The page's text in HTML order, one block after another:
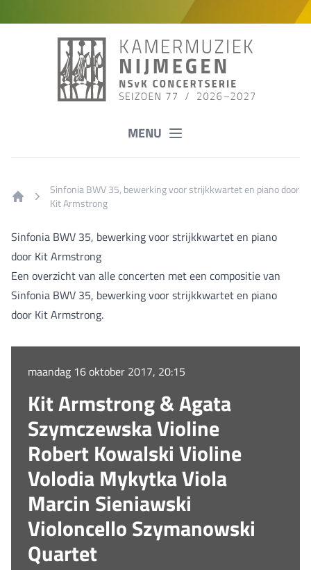
MENU
Sinfonia BWV 35, bewerking voor strijkkwartet en piano door
Kit Armstrong
Sinfonia BWV 35, bewerking voor strijkkwartet en piano
door Kit Armstrong
Een overzicht van alle concerten met een compositie van
Sinfonia BWV 35, bewerking voor strijkkwartet en piano
door Kit Armstrong.
maandag 16 oktober 2017, 20:15
Kit Armstrong & Agata
Szymczewska Violine
Robert Kowalski Violine
Volodia Mykytka Viola
Marcin Sieniawski
Violoncello Szymanowski
Quartet